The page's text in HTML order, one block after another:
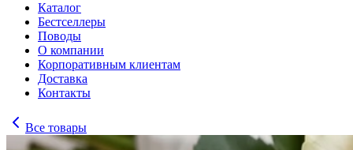
Каталог
Бестселлеры
Поводы
О компании
Корпоративным клиентам
Доставка
Контакты
Все товары